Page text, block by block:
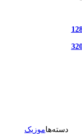
دسته‌هاموزیک